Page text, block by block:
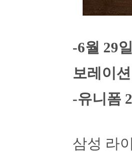
-6월 29
보레이
-유니폼
삼성 라